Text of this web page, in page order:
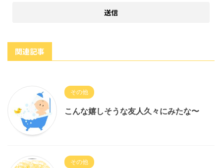
関連記事
その他
こんな嬉しそうな友人久々にみたな〜
その他